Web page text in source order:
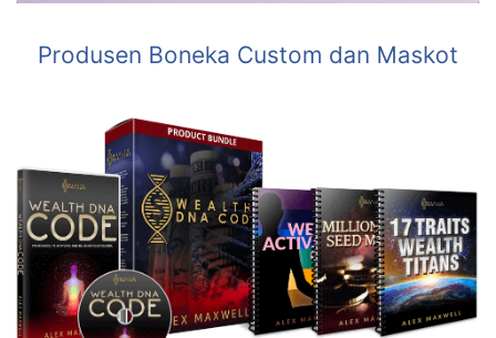
Produsen Boneka Custom dan Maskot